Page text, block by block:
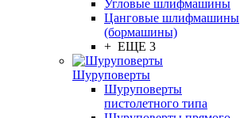
Угловые шлифмашины
Цанговые шлифмашины
(бормашины)
+ ЕЩЕ 3
Шуруповерты
Шуруповерты
пистолетного типа